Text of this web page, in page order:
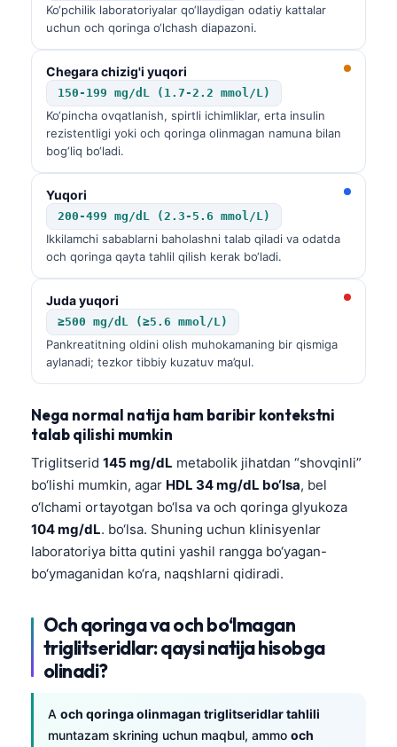
Ko‘pchilik laboratoriyalar qo‘llaydigan odatiy kattalar
uchun och qoringa o‘lchash diapazoni.
Chegara chizig'i yuqori
150-199 mg/dL (1.7-2.2 mmol/L)
Ko‘pincha ovqatlanish, spirtli ichimliklar, erta insulin
rezistentligi yoki och qoringa olinmagan namuna bilan
bog‘liq bo‘ladi.
Yuqori
200-499 mg/dL (2.3-5.6 mmol/L)
Ikkilamchi sabablarni baholashni talab qiladi va odatda
och qoringa qayta tahlil qilish kerak bo‘ladi.
Juda yuqori
≥500 mg/dL (≥5.6 mmol/L)
Pankreatitning oldini olish muhokamaning bir qismiga
aylanadi; tezkor tibbiy kuzatuv ma’qul.
Nega normal natija ham baribir kontekstni
talab qilishi mumkin
Triglitserid 145 mg/dL metabolik jihatdan “shovqinli”
bo‘lishi mumkin, agar HDL 34 mg/dL bo‘lsa, bel
o‘lchami ortayotgan bo‘lsa va och qoringa glyukoza
104 mg/dL. bo‘lsa. Shuning uchun klinisyenlar
laboratoriya bitta qutini yashil rangga bo‘yagan-
bo‘ymaganidan ko‘ra, naqshlarni qidiradi.
Och qoringa va och bo‘lmagan
triglitseridlar: qaysi natija hisobga
olinadi?
A och qoringa olinmagan triglitseridlar tahlili
muntazam skrining uchun maqbul, ammo och